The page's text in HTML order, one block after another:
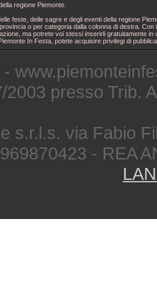
regione Piemonte.
feste, delle sagre e degli eventi della regione
o per categoria dalla colonna di destra.
ma potrete voi stessi inserirli gratuitamente
In Festa, potete acquisire privilegi di
2003 presso Trib.
s.r.l.s. via Fabio
- REA